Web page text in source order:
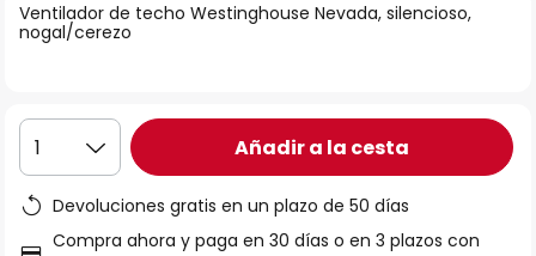
galería
de
Ventilador de techo Westinghouse Nevada, silencioso,
nogal/cerezo
1 Añadir a la cesta
Devoluciones gratis en un plazo de 50 días
Compra ahora y paga en 30 días o en 3 plazos con